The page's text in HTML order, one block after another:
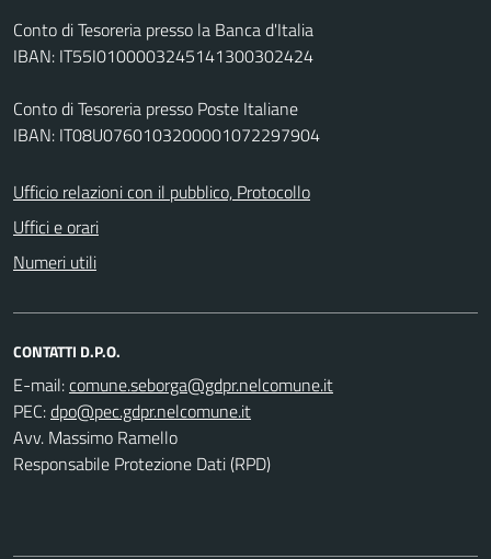
Conto di Tesoreria presso la Banca d'Italia
IBAN: IT55I0100003245141300302424
Conto di Tesoreria presso Poste Italiane
IBAN: IT08U0760103200001072297904
Ufficio relazioni con il pubblico, Protocollo
Uffici e orari
Numeri utili
CONTATTI D.P.O.
E-mail:
PEC:
Avv. Massimo Ramello
Responsabile Protezione Dati (RPD)